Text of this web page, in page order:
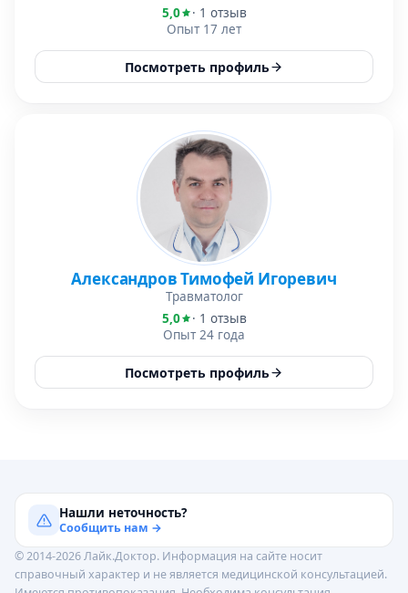
5,0
· 1 отзыв
Опыт 17 лет
Посмотреть профиль
Александров Тимофей Игоревич
Травматолог
5,0
· 1 отзыв
Опыт 24 года
Посмотреть профиль
Нашли неточность?
Сообщить нам →
© 2014-2026 Лайк.Доктор. Информация на сайте носит
справочный характер и не является медицинской консультацией.